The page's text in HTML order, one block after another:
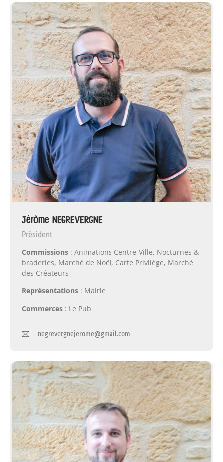
Jérôme NEGREVERGNE
Président
Commissions : Animations Centre-Ville, Nocturnes &
braderies, Marché de Noël, Carte Privilège, Marché
des Créateurs
Représentations : Mairie
Commerces : Le Pub
negrevergnejerome@gmail.com